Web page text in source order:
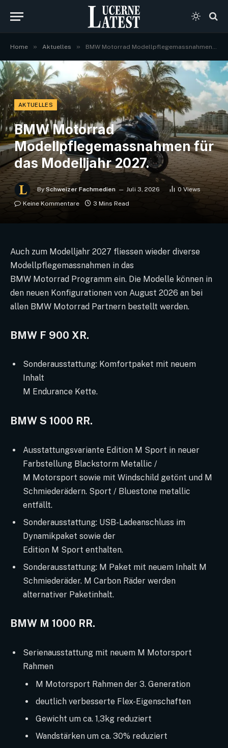
Home » Aktuelles » BMW Motorrad Modellpflegemassnahmen für das Modelljahr 2027.
AKTUELLES
BMW Motorrad
Modellpflegemassnahmen für
das Modelljahr 2027.
By Schweizer Fachmedien Juli 3, 2026 0 Views
Keine Kommentare
3 Mins Read
Auch zum Modelljahr 2027 fliessen wieder diverse
Modellpflegemassnahmen in das
BMW Motorrad Programm ein. Die Modelle können in
den neuen Konfigurationen von August 2026 an bei
allen BMW Motorrad Partnern bestellt werden.
BMW F 900 XR.
Sonderausstattung: Komfortpaket mit neuem
Inhalt
M Endurance Kette.
BMW S 1000 RR.
Ausstattungsvariante Edition M Sport in neuer
Farbstellung Blackstorm Metallic /
M Motorsport sowie mit Windschild getönt und M
Schmiederädern. Sport / Bluestone metallic
entfällt.
Sonderausstattung: USB-Ladeanschluss im
Dynamikpaket sowie der
Edition M Sport enthalten.
Sonderausstattung: M Paket mit neuem Inhalt M
Schmiederäder. M Carbon Räder werden
alternativer Paketinhalt.
BMW M 1000 RR.
Serienausstattung mit neuem M Motorsport
Rahmen
M Motorsport Rahmen der 3. Generation
deutlich verbesserte Flex-Eigenschaften
Gewicht um ca. 1,3kg reduziert
Wandstärken um ca. 30% reduziert